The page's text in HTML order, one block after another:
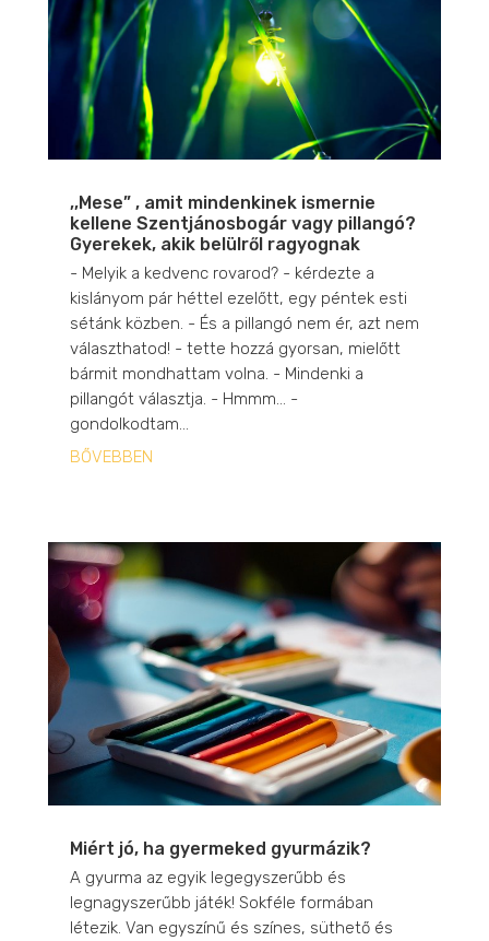
,,Mese” , amit mindenkinek ismernie
kellene Szentjánosbogár vagy pillangó?
Gyerekek, akik belülről ragyognak
- Melyik a kedvenc rovarod? - kérdezte a
kislányom pár héttel ezelőtt, egy péntek esti
sétánk közben. - És a pillangó nem ér, azt nem
választhatod! - tette hozzá gyorsan, mielőtt
bármit mondhattam volna. - Mindenki a
pillangót választja. - Hmmm… -
gondolkodtam...
BŐVEBBEN
Miért jó, ha gyermeked gyurmázik?
A gyurma az egyik legegyszerűbb és
legnagyszerűbb játék! Sokféle formában
létezik. Van egyszínű és színes, süthető és